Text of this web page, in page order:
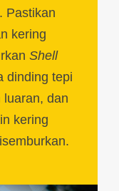
Pastikan
kering
Shell
dinding tepi
luaran, dan
kering